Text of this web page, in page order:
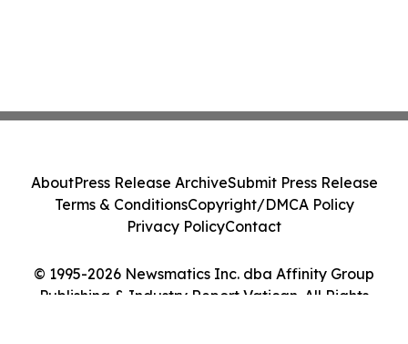
© 1995-2026 Newsmatics Inc. dba Affinity Group
Publishing & Industry Report Vatican. All Rights
AboutPress Release ArchiveSubmit Press Release
Terms & ConditionsCopyright/DMCA Policy
Privacy PolicyContact